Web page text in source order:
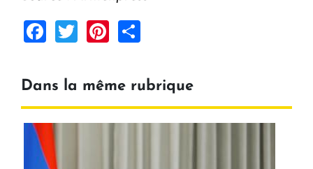
Facebook
TwitterPinterest
Dans la même rubrique